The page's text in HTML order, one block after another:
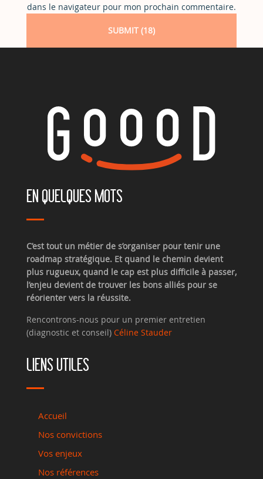
dans le navigateur pour mon prochain commentaire.
EN QUELQUES MOTS
C’est tout un métier de s’organiser pour tenir une
roadmap stratégique. Et quand le chemin devient
plus rugueux, quand le cap est plus difficile à passer,
l’enjeu devient de trouver les bons alliés pour se
réorienter vers la réussite.
Rencontrons-nous pour un premier entretien
(diagnostic et conseil) Céline Stauder
LIENS UTILES
Accueil
Nos convictions
Vos enjeux
Nos références